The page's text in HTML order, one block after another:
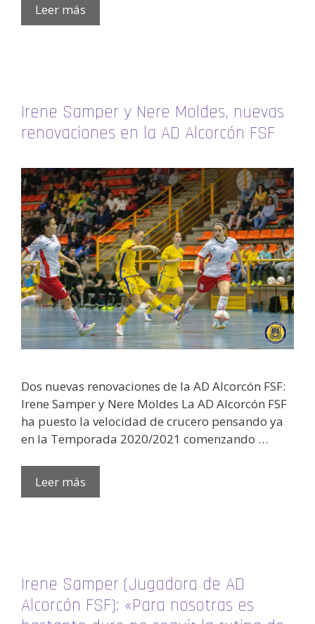
Leer más
Irene Samper y Nere Moldes, nuevas
renovaciones en la AD Alcorcón FSF
Dos nuevas renovaciones de la AD Alcorcón FSF:
Irene Samper y Nere Moldes La AD Alcorcón FSF
ha puesto la velocidad de crucero pensando ya
en la Temporada 2020/2021 comenzando …
Leer más
Irene Samper (Jugadora de AD
Alcorcón FSF): «Para nosotras es